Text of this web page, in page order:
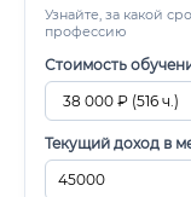
Узнайте, за какой
профессию
Стоимость
Текущий доход в